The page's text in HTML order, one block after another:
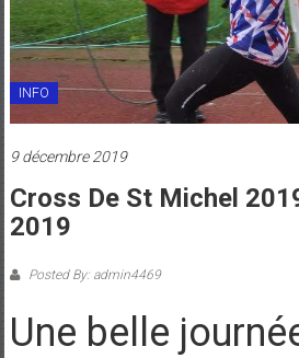
INFO
9 décembre 2019
Cross De St Michel
2019
Posted By: admin4469
Une belle